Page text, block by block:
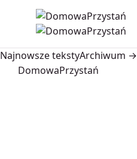
Najnowsze tekstyArchiwum →
DomowaPrzystań